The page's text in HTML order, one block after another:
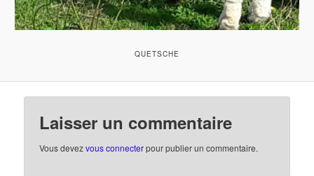
QUETSCHE
Laisser un commentaire
Vous devezvous connecterpour publier un commentaire.